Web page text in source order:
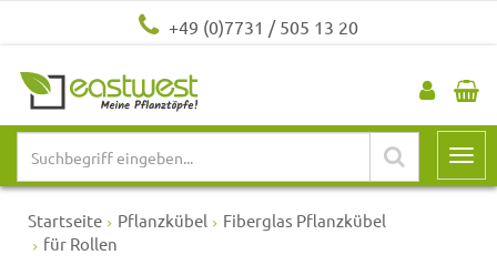
+49 (0)7731 / 505 13 20
Startseite Pflanzkübel
Fiberglas Pflanzkübel
für Rollen